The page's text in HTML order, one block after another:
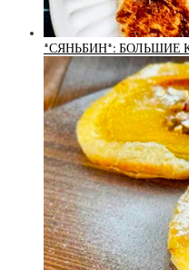
*СЯНЬБИН*: